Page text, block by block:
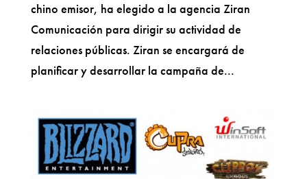
chino emisor, ha elegido a la agencia Ziran
Comunicación para dirigir su actividad de
relaciones públicas. Ziran se encargará de
planificar y desarrollar la campaña de...